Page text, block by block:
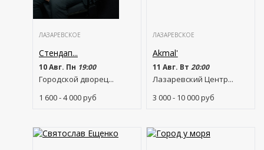
ЛАЗАРЕВСКОЕ
Стендап...
10 Авг. Пн 19:00
Городской дворец...
1 600 - 4 000руб
ЛАЗАРЕВСКОЕ
Akmal'
11 Авг. Вт 20:00
Лазаревский Центр...
3 000 - 10 000руб